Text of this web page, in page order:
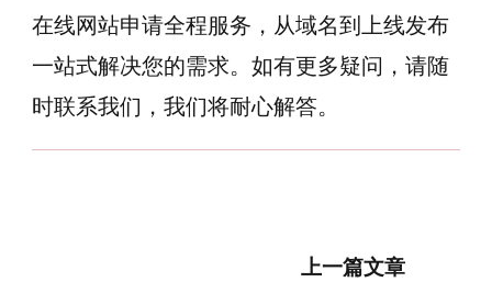
在线网站申请全程服务，从域名到上线发布
一站式解决您的需求。如有更多疑问，请随
时联系我们，我们将耐心解答。
上一篇文章